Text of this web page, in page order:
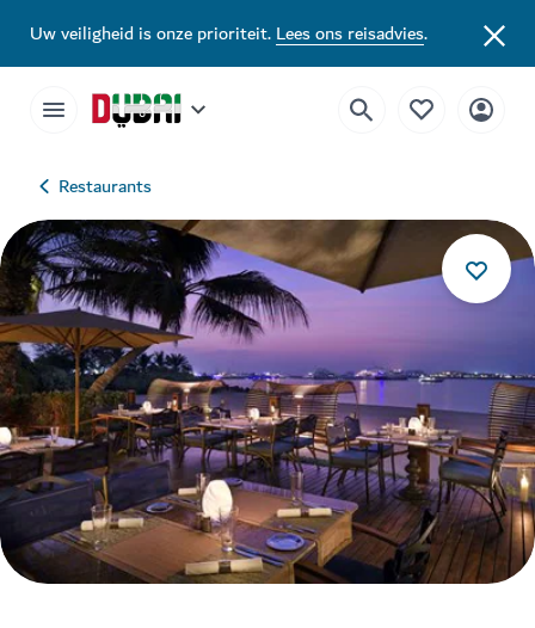
Uw veiligheid is onze prioriteit.Lees ons reisadvies.
Restaurants